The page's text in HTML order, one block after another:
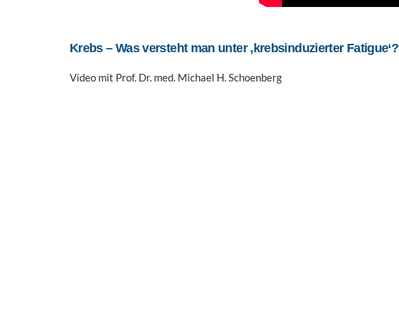
Krebs – Was versteht man unter ‚krebsinduzierter Fatigue‘?
Video mit Prof. Dr. med. Michael H. Schoenberg